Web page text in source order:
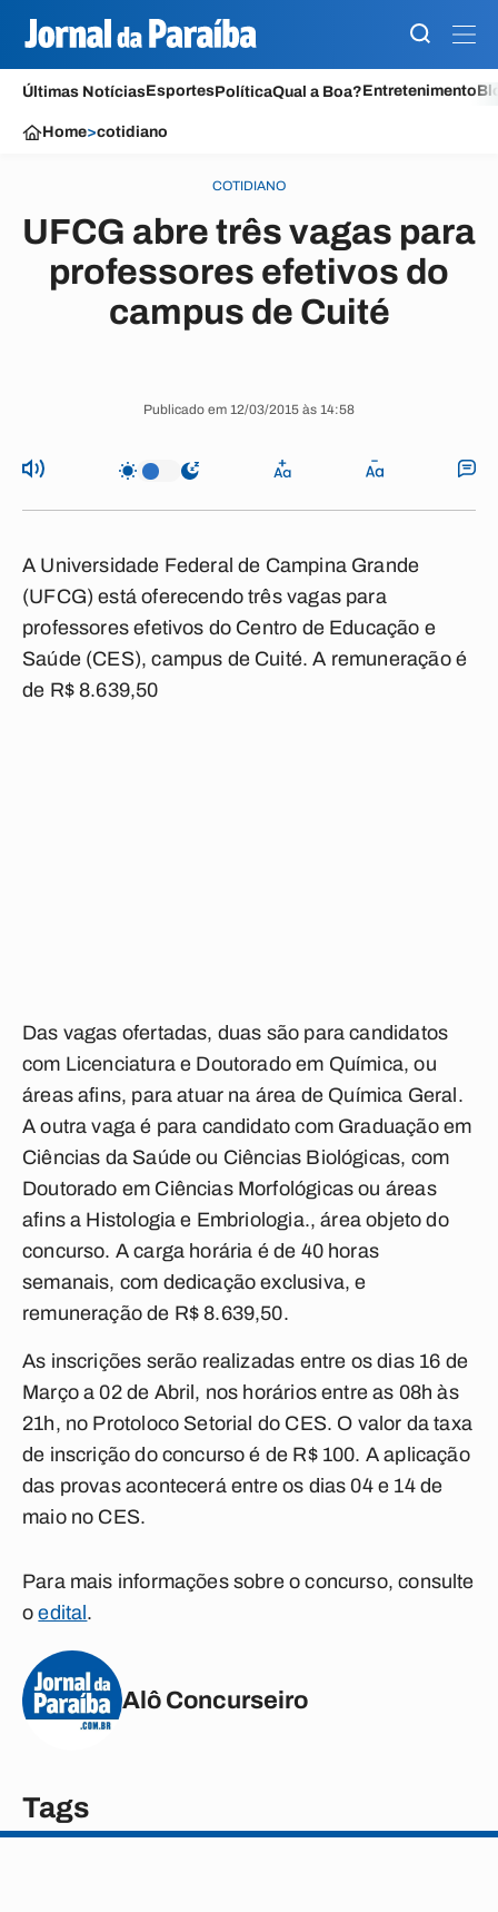
Últimas NotíciasEsportesPolíticaQual a Boa?Entretenimento
Home>cotidiano
COTIDIANO
UFCG abre três vagas para
professores efetivos do
campus de Cuité
Publicado em 12/03/2015 às 14:58
A Universidade Federal de Campina Grande
(UFCG) está oferecendo três vagas para
professores efetivos do Centro de Educação e
Saúde (CES), campus de Cuité. A remuneração é
de R$ 8.639,50
Das vagas ofertadas, duas são para candidatos
com Licenciatura e Doutorado em Química, ou
áreas afins, para atuar na área de Química Geral.
A outra vaga é para candidato com Graduação em
Ciências da Saúde ou Ciências Biológicas, com
Doutorado em Ciências Morfológicas ou áreas
afins a Histologia e Embriologia., área objeto do
concurso. A carga horária é de 40 horas
semanais, com dedicação exclusiva, e
remuneração de R$ 8.639,50.
As inscrições serão realizadas entre os dias 16 de
Março a 02 de Abril, nos horários entre as 08h às
21h, no Protoloco Setorial do CES. O valor da taxa
de inscrição do concurso é de R$ 100. A aplicação
das provas acontecerá entre os dias 04 e 14 de
maio no CES.
Para mais informações sobre o concurso, consulte
oedital .
Alô Concurseiro
Tags